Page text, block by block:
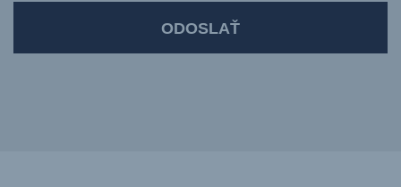
ODOSLAŤ